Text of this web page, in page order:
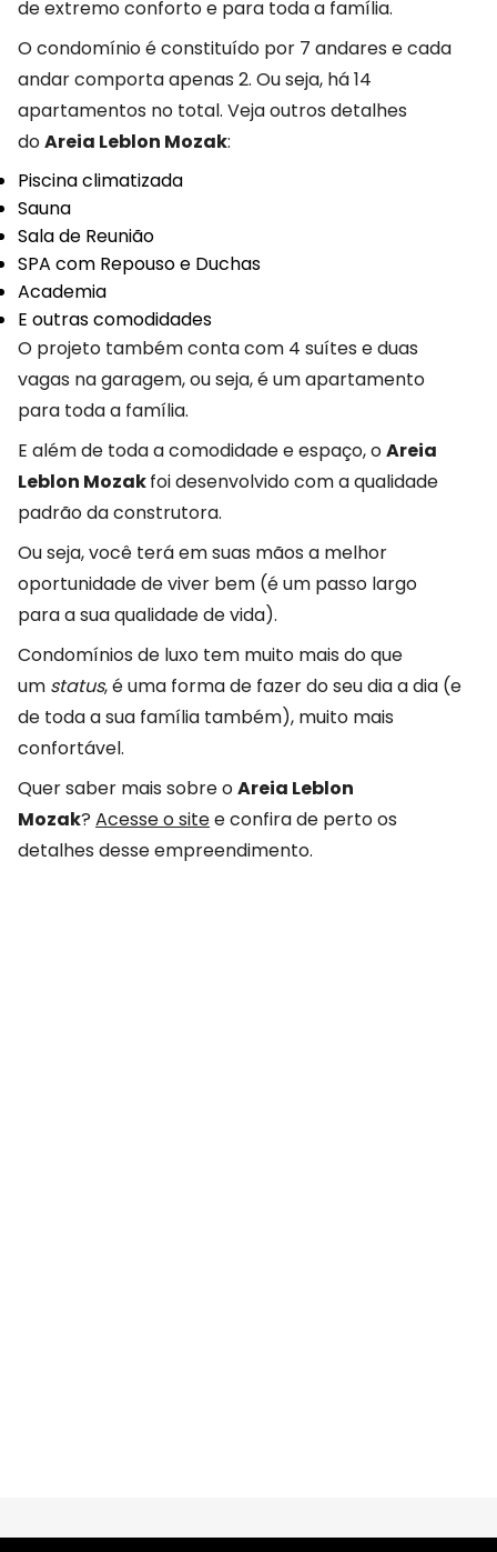
de extremo conforto e para toda a família.
O condomínio é constituído por 7 andares e cada
andar comporta apenas 2. Ou seja, há 14
apartamentos no total. Veja outros detalhes
doAreia Leblon Mozak:
Piscina climatizada
Sauna
Sala de Reunião
SPA com Repouso e Duchas
Academia
E outras comodidades
O projeto também conta com 4 suítes e duas
vagas na garagem, ou seja, é um apartamento
para toda a família.
E além de toda a comodidade e espaço, oAreia
Leblon Mozakfoi desenvolvido com a qualidade
padrão da construtora.
Ou seja, você terá em suas mãos a melhor
oportunidade de viver bem (é um passo largo
para a sua qualidade de vida).
Condomínios de luxo tem muito mais do que
um status, é uma forma de fazer do seu dia a dia (e
de toda a sua família também), muito mais
confortável.
Quer saber mais sobre oAreia Leblon
Mozak? Acesse o sitee confira de perto os
detalhes desse empreendimento.